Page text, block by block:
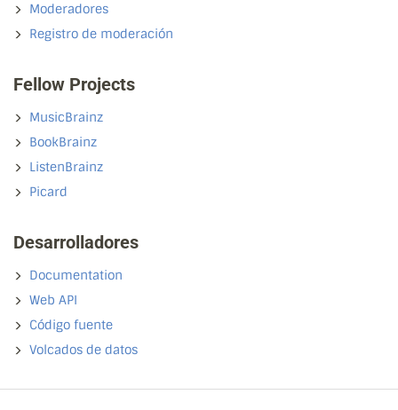
Moderadores
Registro de moderación
Fellow Projects
MusicBrainz
BookBrainz
ListenBrainz
Picard
Desarrolladores
Documentation
Web API
Código fuente
Volcados de datos